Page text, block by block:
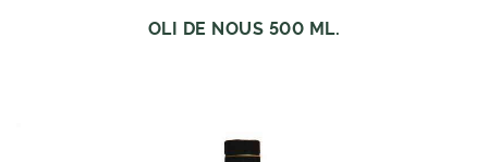
OLI DE NOUS 500 ML.